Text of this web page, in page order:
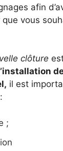
afin
que vous
clôture
il est
;